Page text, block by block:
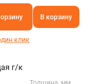
В корзину
клик
г/к
Толщина, мм